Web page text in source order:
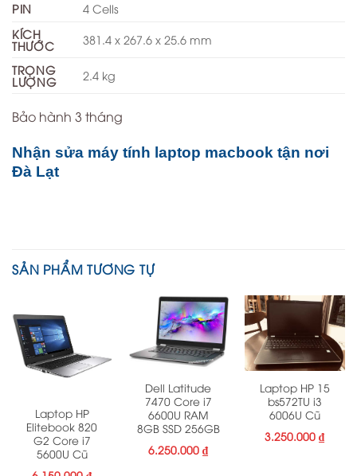
PIN
4 Cells
KÍCH
THƯỚC
381.4 x 267.6 x 25.6 mm
TRỌNG
LƯỢNG 2.4 kg
Bảo hành 3 tháng
Nhận sửa máy tính laptop macbook tận nơi
Đà Lạt
SẢN PHẨM TƯƠNG TỰ
Laptop HP
Elitebook 820
G2 Core i7
5600U Cũ
Dell Latitude
7470 Core i7
6600U RAM
8GB SSD 256GB
6.250.000₫
Laptop HP 15
bs572TU i3
6006U Cũ
3.250.000₫